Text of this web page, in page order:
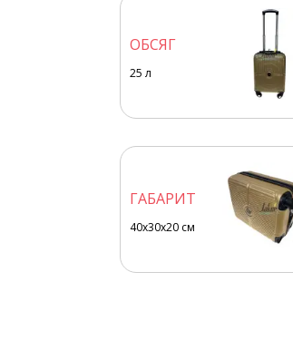
ОБСЯГ
25 л
ГАБАРИТ
40x30x20 см